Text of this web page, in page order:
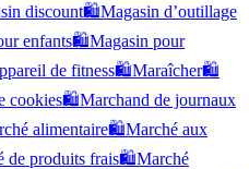
discount🛍️Magasin d’outillage
enfants🛍️Magasin pour
de fitness🛍️Maraîcher🛍️
cookies🛍️Marchand de journaux
alimentaire🛍️Marché aux
de produits frais🛍️Marché